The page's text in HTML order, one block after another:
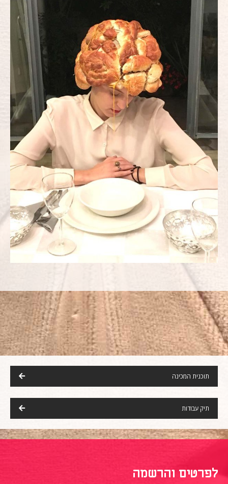
תוכנית המכינה
תיק עבודות
לפרטים והרשמה